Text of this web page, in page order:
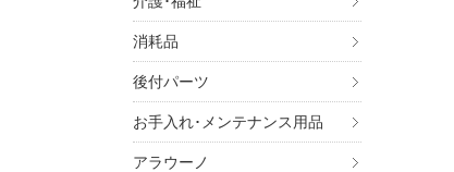
消耗品
後付パーツ
お手入れ･メンテナンス用品
アラウーノ